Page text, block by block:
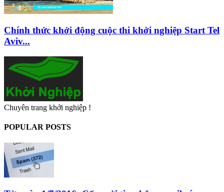
Chính thức khởi động cuộc thi khởi nghiệp Start Tel
Aviv...
Chuyên trang khởi nghiệp !
POPULAR POSTS